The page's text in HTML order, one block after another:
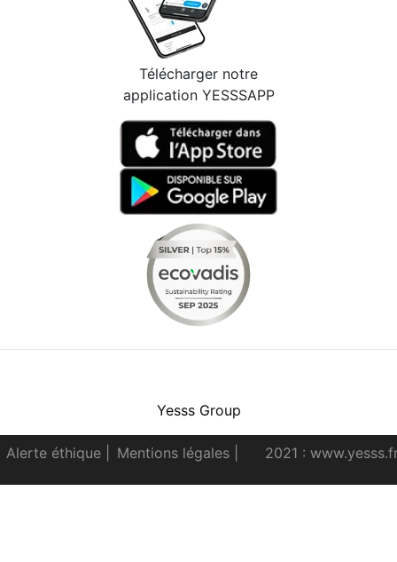
Télécharger notre
application YESSSAPP
Yesss Group
Alerte éthique Mentions légales 2021 :